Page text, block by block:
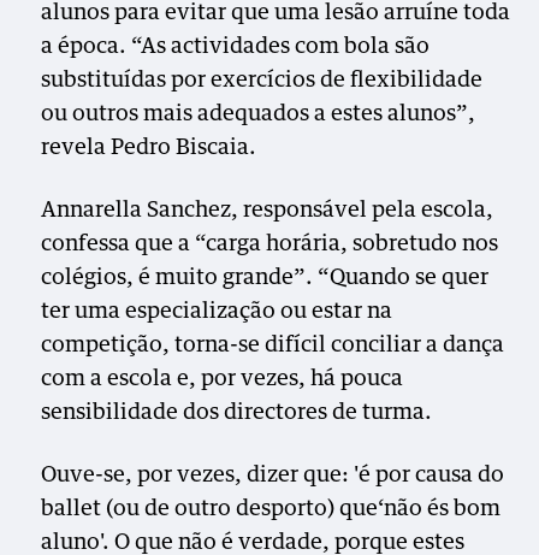
alunos para evitar que uma lesão arruíne toda
a época. “As actividades com bola são
substituídas por exercícios de flexibilidade
ou outros mais adequados a estes alunos”,
revela Pedro Biscaia.
Annarella Sanchez, responsável pela escola,
confessa que a “carga horária, sobretudo nos
colégios, é muito grande”. “Quando se quer
ter uma especialização ou estar na
competição, torna-se difícil conciliar a dança
com a escola e, por vezes, há pouca
sensibilidade dos directores de turma.
Ouve-se, por vezes, dizer que: 'é por causa do
ballet (ou de outro desporto) que‘não és bom
aluno'. O que não é verdade, porque estes